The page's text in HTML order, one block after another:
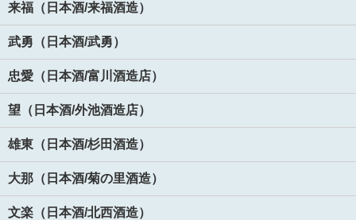
来福（日本酒/来福酒造）
武勇（日本酒/武勇）
忠愛（日本酒/富川酒造店）
望（日本酒/外池酒造店）
雄東（日本酒/杉田酒造）
大那（日本酒/菊の里酒造）
文楽（日本酒/北西酒造）